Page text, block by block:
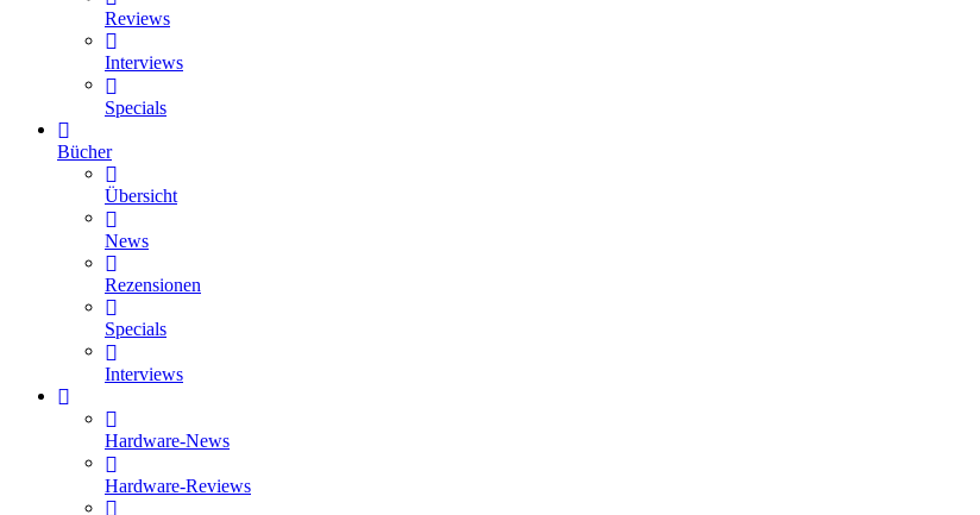
Reviews
Interviews
Specials
Bücher
Übersicht
News
Rezensionen
Specials
Interviews
Hardware-News
Hardware-Reviews